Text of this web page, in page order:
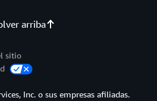
arriba
sitio
Inc. o sus empresas afiliadas.